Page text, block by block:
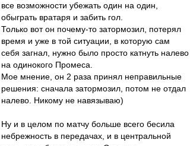
все возможности убежать один на один,
обыграть вратаря и забить гол.
Только вот он почему-то затормозил, потерял
время и уже в той ситуации, в которую сам
себя загнал, нужно было просто катнуть налево
на одинокого Промеса.
Мое мнение, он 2 раза принял неправильные
решения: сначала затормозил, потом не отдал
налево. Никому не навязываю)
Ну и в целом по матчу больше всего бесила
небрежность в передачах, и в центральной